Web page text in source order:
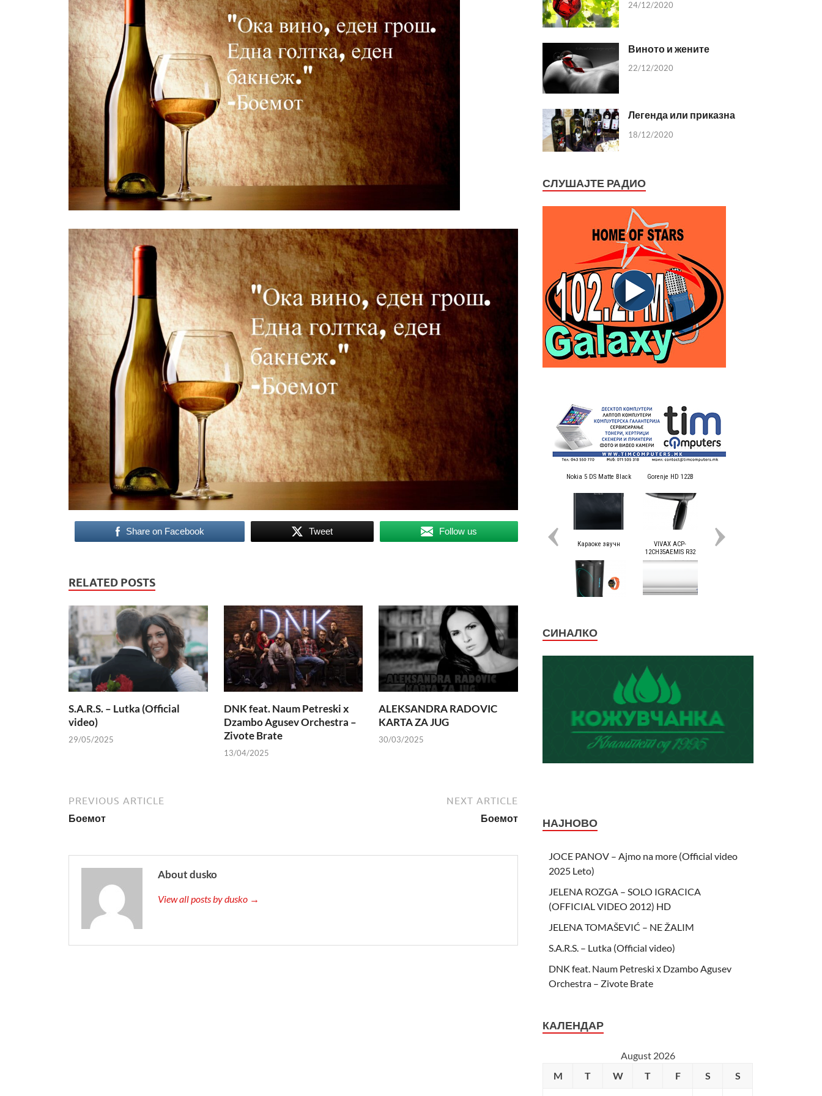
Share on Facebook Tweet Follow us
RELATED POSTS
S.A.R.S. – Lutka (Official
video)
29/05/2025
DNK feat. Naum Petreski х
Dzambo Agusev Orchestra –
Zivote Brate
13/04/2025
ALEKSANDRA RADOVIC
KARTA ZA JUG
30/03/2025
PREVIOUS ARTICLE
Боемот
NEXT ARTICLE
Боемот
About dusko
View all posts by dusko →
24/12/2020
Виното и жените
22/12/2020
Легенда или приказна
18/12/2020
СЛУШАЈТЕ РАДИО
СИНАЛКО
НАЈНОВО
JOCE PANOV – Ajmo na more (Official video
2025 Leto)
JELENA ROZGA – SOLO IGRACICA
(OFFICIAL VIDEO 2012) HD
JELENA TOMAŠEVIĆ – NE ŽALIM
S.A.R.S. – Lutka (Official video)
DNK feat. Naum Petreski х Dzambo Agusev
Orchestra – Zivote Brate
КАЛЕНДАР
August 2026
M
T W T F S S